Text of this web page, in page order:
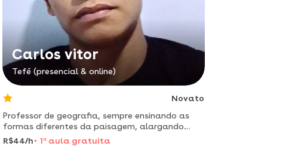
Carlos vitor
Tefé (presencial & online)
Novato
Professor de geografia, sempre ensinando as
formas diferentes da paisagem, alargando
horizontes e orientando-os no mapa da
R$44/h 1 aaula gratuita